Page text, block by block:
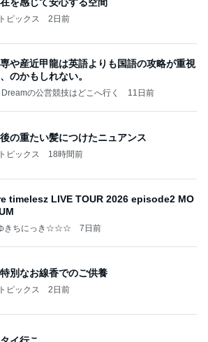
ピックス 2日前
や産近甲龍は英語よりも国語の攻略が重視
のかもしれない。
の公営競技はどこへ行く 11日前
の重たい髪につけたニュアンス
ピックス 18時間前
timelesz LIVE TOUR 2026 episode2 MO
ちにっき☆☆☆ 7日前
別なお線香でのご供養
ピックス 2日前